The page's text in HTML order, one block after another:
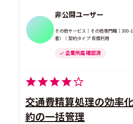
非公開ユーザー
その他サービス｜その他専門職｜300-
者）｜契約タイプ 有償利用
企業所属 確認済
交通費精算処理の効率
約の一括管理